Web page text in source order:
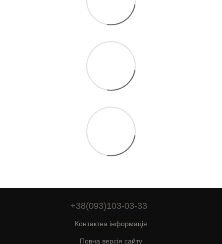
+38(093)103-03-33
Контактна інформація
Повна версія сайту